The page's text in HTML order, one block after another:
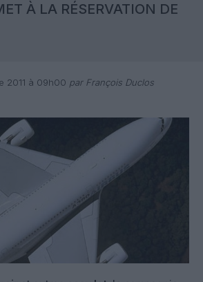
À LA RÉSERVATION DE
2011 à 09h00 par François Duclos